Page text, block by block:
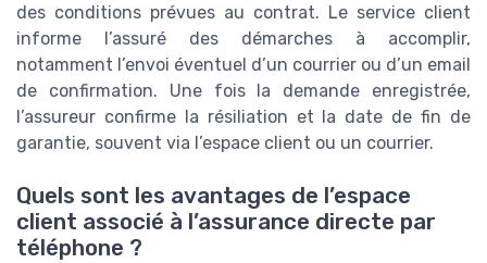
des conditions prévues au contrat. Le service client
informe l’assuré des démarches à accomplir,
notamment l’envoi éventuel d’un courrier ou d’un email
de confirmation. Une fois la demande enregistrée,
l’assureur confirme la résiliation et la date de fin de
garantie, souvent via l’espace client ou un courrier.
Quels sont les avantages de l’espace
client associé à l’assurance directe par
téléphone ?